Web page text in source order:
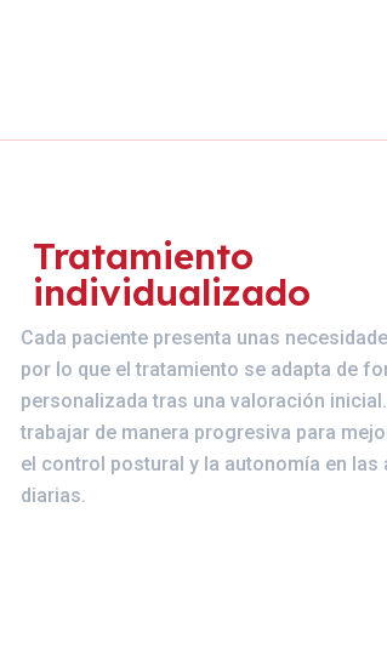
Tratamiento
individualizado
Cada paciente presenta unas
por lo que el tratamiento se adapta de
personalizada tras una valoración
trabajar de manera progresiva para
el control postural y la autonomía en las
diarias.